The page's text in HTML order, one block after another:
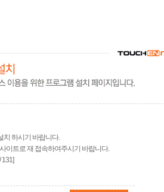
치 하시기 바랍니다.
이트로 재 접속하여주시기 바랍니다.
131]